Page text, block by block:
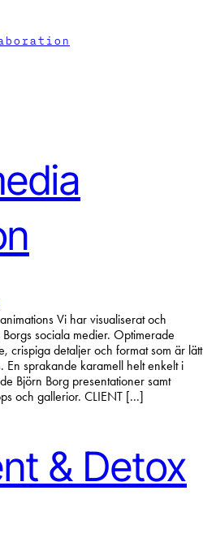
Vi har visualiserat och
sociala medier. Optimerade
crispiga detaljer och format som är lätt
En sprakande karamell helt enkelt i
Björn Borg presentationer samt
och gallerior. CLIENT [...]
& Detox